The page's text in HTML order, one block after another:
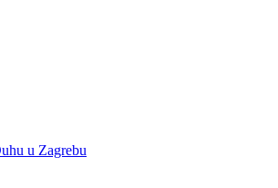
u Zagrebu